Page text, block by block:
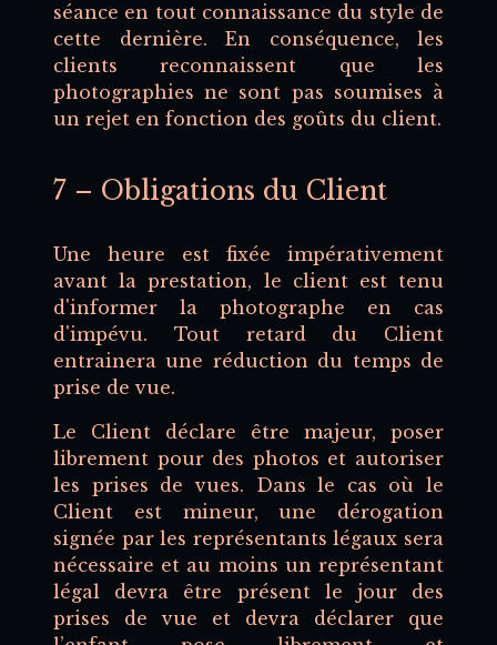
séance en tout connaissance du style de
cette dernière. En conséquence, les
clients reconnaissent que les
photographies ne sont pas soumises à
un rejet en fonction des goûts du client.
7 – Obligations du Client
Une heure est fixée impérativement
avant la prestation, le client est tenu
d'informer la photographe en cas
d'impévu. Tout retard du Client
entrainera une réduction du temps de
prise de vue.
Le Client déclare être majeur, poser
librement pour des photos et autoriser
les prises de vues. Dans le cas où le
Client est mineur, une dérogation
signée par les représentants légaux sera
nécessaire et au moins un représentant
légal devra être présent le jour des
prises de vue et devra déclarer que